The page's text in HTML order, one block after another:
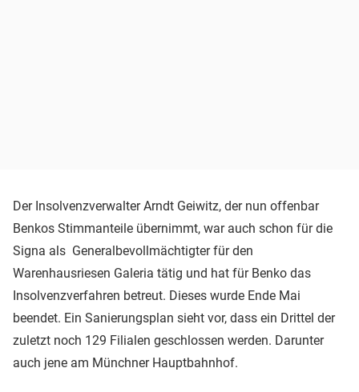
Der Insolvenzverwalter Arndt Geiwitz, der nun offenbar
Benkos Stimmanteile übernimmt, war auch schon für die
Signa als Generalbevollmächtigter für den
Warenhausriesen Galeria tätig und hat für Benko das
Insolvenzverfahren betreut. Dieses wurde Ende Mai
beendet. Ein Sanierungsplan sieht vor, dass ein Drittel der
zuletzt noch 129 Filialen geschlossen werden. Darunter
auch jene am Münchner Hauptbahnhof.